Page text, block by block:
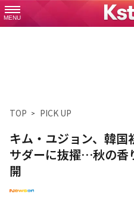
MENU
TOP PICK UP
キム・ユジョン、韓国
サダーに抜擢…秋の香
開